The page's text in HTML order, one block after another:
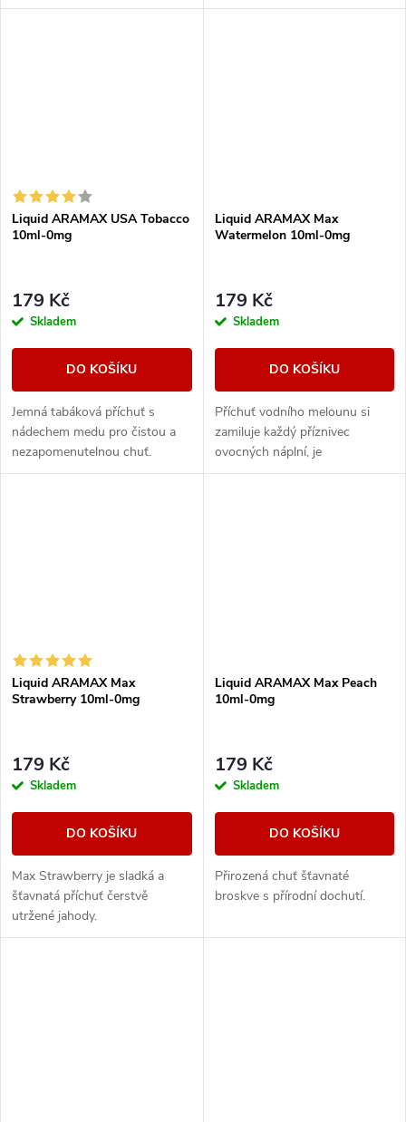
Liquid ARAMAX USA Tobacco
10ml-0mg
179 Kč
Skladem
DO KOŠÍKU
Jemná tabáková příchuť s
nádechem medu pro čistou a
nezapomenutelnou chuť.
Liquid ARAMAX Max
Watermelon 10ml-0mg
179 Kč
Skladem
DO KOŠÍKU
Příchuť vodního melounu si
zamiluje každý příznivec
ovocných náplní, je
charakteristický svou svěžestí.
Liquid ARAMAX Max
Strawberry 10ml-0mg
179 Kč
Skladem
DO KOŠÍKU
Max Strawberry je sladká a
šťavnatá příchuť čerstvě
utržené jahody.
Liquid ARAMAX Max Peach
10ml-0mg
179 Kč
Skladem
DO KOŠÍKU
Přirozená chuť šťavnaté
broskve s přírodní dochutí.